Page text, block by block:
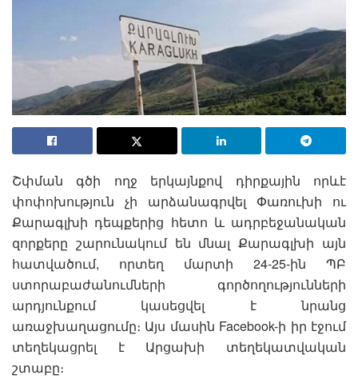
Շփման գծի ողջ երկայնքով դիրքային որևէ
փոփոխություն չի արձանագրվել Փառուխի ու
Քարագլխի դեպքերից հետո և ադրբեջանական
զորքերը շարունակում են մնալ Քարագլխի այն
հատվածում, որտեղ մարտի 24-25-ին ՊԲ
ստորաբաժանումների գործողությունների
արդյունքում կասեցվել է նրանց
առաջխաղացումը։ Այս մասին Facebook-ի իր էջում
տեղեկացրել է Արցախի տեղեկատվական
շտաբը։